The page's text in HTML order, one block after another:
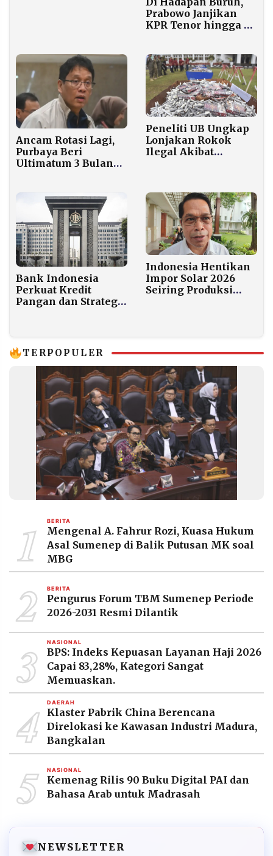
Prabowo Janjikan
KPR Tenor hingga 40
Maksimal 5 Persen
Ancam Rotasi Lagi,
Purbaya Beri
Ultimatum 3 Bulan
Peneliti UB Ungkap
Lonjakan Rokok
Ilegal Akibat
Bank Indonesia
Perkuat Kredit
Pangan dan Strategi
Indonesia Hentikan
Impor Solar 2026
Seiring Produksi
TERPOPULER
1 BERITA
Mengenal A. Fahrur Rozi, Kuasa Hukum
Asal Sumenep di Balik Putusan MK soal
MBG
2 BERITA
Pengurus Forum TBM Sumenep Periode
2026-2031 Resmi Dilantik
3 NASIONAL
BPS: Indeks Kepuasan Layanan Haji 2026
Capai 83,28%, Kategori Sangat
Memuaskan.
4 DAERAH
Klaster Pabrik China Berencana
Direlokasi ke Kawasan Industri Madura,
Bangkalan
5 NASIONAL
Kemenag Rilis 90 Buku Digital PAI dan
Bahasa Arab untuk Madrasah
NEWSLETTER